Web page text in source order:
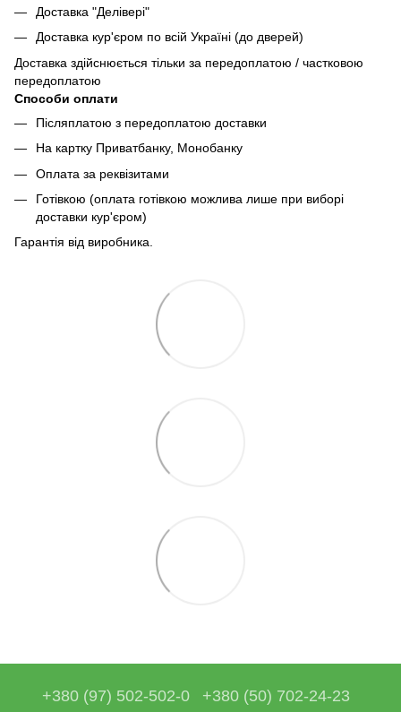
Доставка "Делівері"
Доставка кур'єром по всій Україні (до дверей)
Доставка здійснюється тільки за передоплатою / частковою
передоплатою
Способи оплати
Післяплатою з передоплатою доставки
На картку Приватбанку, Монобанку
Оплата за реквізитами
Готівкою (оплата готівкою можлива лише при виборі
доставки кур'єром)
Гарантія від виробника.
+380 (97) 502-502-0 +380 (50) 702-24-23